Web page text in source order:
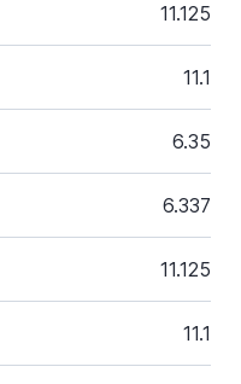
11.125
11.1
6.35
6.337
11.125
11.1